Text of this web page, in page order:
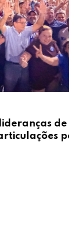
de
para a